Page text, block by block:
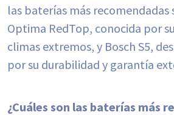
las baterías más recomendadas
Optima RedTop, conocida por
climas extremos, y Bosch S5,
por su durabilidad y garantía
¿Cuáles son las baterías más